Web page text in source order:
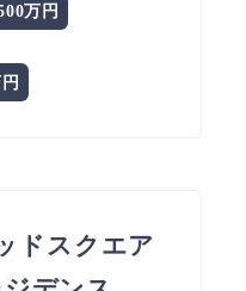
万円
ドスクエア